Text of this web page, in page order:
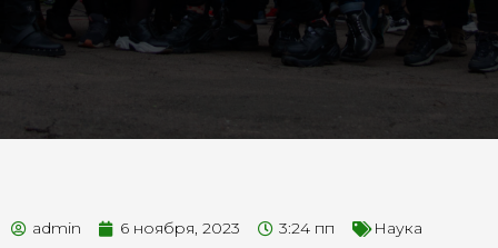
admin 6 ноября, 2023 3:24 пп Наука